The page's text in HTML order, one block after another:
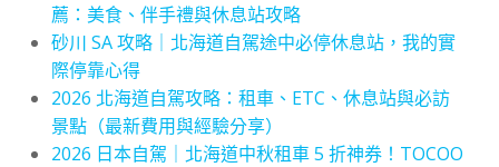
薦：美食、伴手禮與休息站攻略
砂川 SA 攻略｜北海道自駕途中必停休息站，我的實
際停靠心得
2026 北海道自駕攻略：租車、ETC、休息站與必訪
景點（最新費用與經驗分享）
2026 日本自駕｜北海道中秋租車 5 折神券！TOCOO